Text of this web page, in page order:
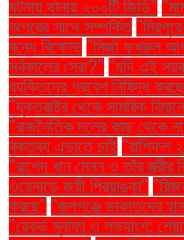
ঘটনায় থানায় ২০০টি জিডি"
অপরের সাথে সম্পর্কিত "মিরপুরে
বন্ধে বিক্ষোভ "মির্জা ফখরুল
সর্বকালের সেরা?" "যদি এই
ব্যক্তিদের প্রবেশ নিষিদ্ধ
"যুক্তরাষ্ট্র থেকে সামরিক
"রাজনৈতিক দলের কাছ থেকে
বক্তব্য এড়াতে চাই "রাশিফল
"রাশেদ খান মেনন ও তাঁর স্ত্রীর
ওয়েনাডে জয়ী প্রিয়াঙ্কা"
করছে" "রূপগঞ্জে ডাকাতদের
"রেকর্ড মুনাফা ও লভ্যাংশ: